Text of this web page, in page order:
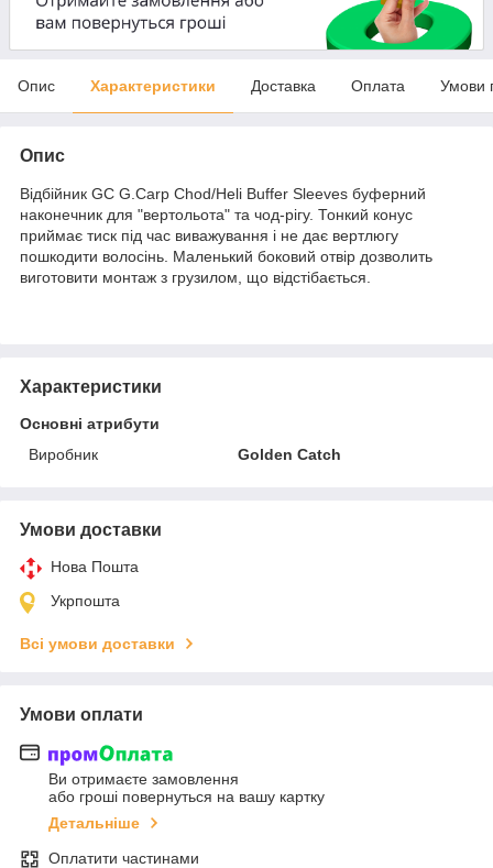
Опис Характеристики Доставка Оплата Умови
Опис
Відбійник GC G.Carp Chod/Heli Buffer Sleeves буферний
наконечник для "вертольота" та чод-рігу. Тонкий конус
приймає тиск під час виважування і не дає вертлюгу
пошкодити волосінь. Маленький боковий отвір дозволить
виготовити монтаж з грузилом, що відстібається.
Характеристики
Основні атрибути
Виробник
Golden Catch
Умови доставки
Нова Пошта
Укрпошта
Всі умови доставки
Умови оплати
Ви отримаєте замовлення
або гроші повернуться на вашу картку
Детальніше
Оплатити частинами